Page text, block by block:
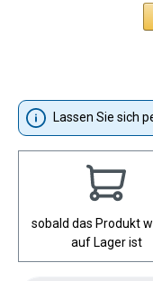
Lassen Sie sich
sobald das Produkt
auf Lager ist